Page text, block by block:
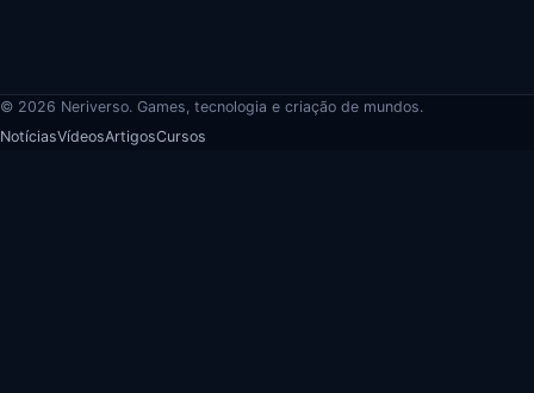
© 2026 Neriverso. Games, tecnologia e criação de mundos.
NotíciasVídeosArtigosCursos